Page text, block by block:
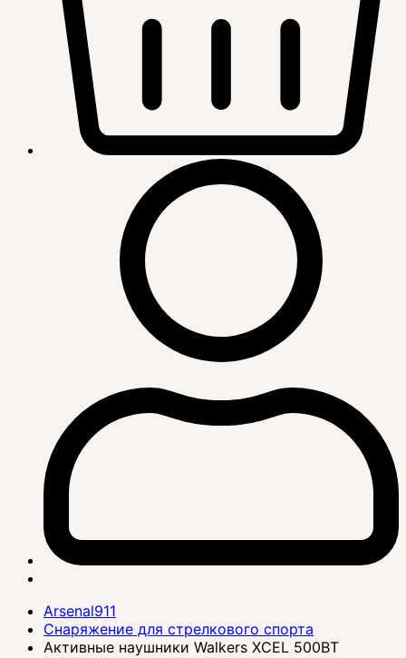
Arsenal911
Снаряжение для стрелкового спорта
Активные наушники Walkers XCEL 500BT